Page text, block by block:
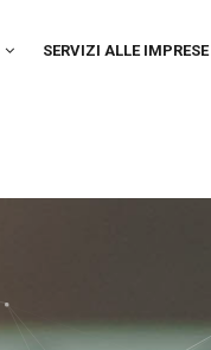
SERVIZI ALLE IMPRESE